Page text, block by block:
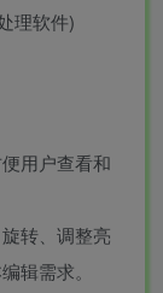
用户查看和
转、调整亮
辑需求。